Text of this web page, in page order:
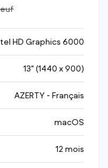
HD Graphics 6000
13" (1440 x 900)
AZERTY - Français
macOS
12 mois